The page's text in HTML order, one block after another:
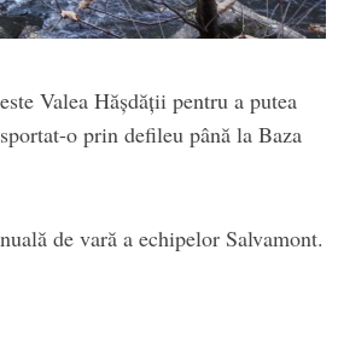
Valea Hășdății pentru a putea
o prin defileu până la Baza
de vară a echipelor Salvamont.